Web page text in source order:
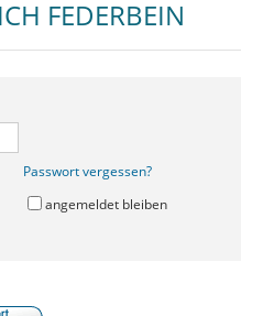
FEDERBEIN
Passwort vergessen?
angemeldet bleiben